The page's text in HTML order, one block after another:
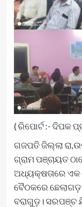
( ରିପୋର୍ଟ :- ଦିପକ
ଗଜପତି ଜିଲ୍ଲା
ଗ୍ରାମ ପଞ୍ଚାୟତ
ଅଧ୍ୟକ୍ଷତାରେ
ବୈଠକରେ
ବରାଗୁଡ଼।